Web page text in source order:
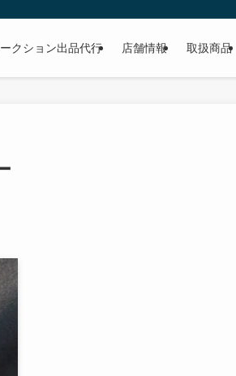
もこなしています。出張対応、代車完備、見積
クション出品代行 店舗情報 取扱商品